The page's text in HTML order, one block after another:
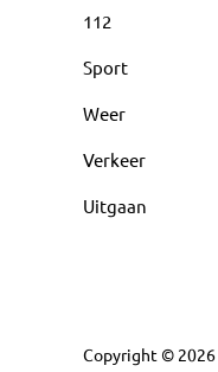
112
Sport
Weer
Verkeer
Uitgaan
Copyright © 2026